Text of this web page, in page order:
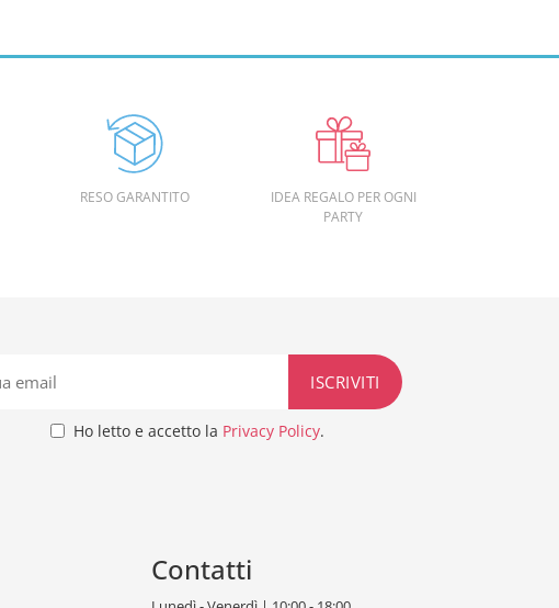
RESO GARANTITO
IDEA REGALO PER OGNI
PARTY
Ho letto e accetto la Privacy Policy.
Contatti